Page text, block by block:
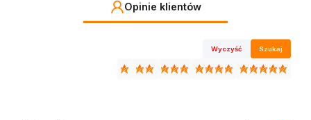
Opinie klientów
Wyczyść Szukaj